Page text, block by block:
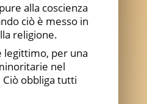
alla coscienza
ciò è messo in
religione.
legittimo, per una
nel
obbliga tutti